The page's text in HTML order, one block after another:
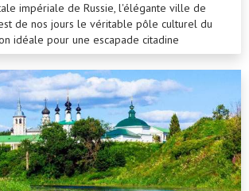
impériale de Russie, l'élégante ville de
de nos jours le véritable pôle culturel du
idéale pour une escapade citadine
la Venise du Nord, la ville est construite
d'îles reliées par un réseau de ponts
canaux et rivières. Regorgeant de palais
extravagants et de cathédrales
européennes des villes russes n'a de cesse
cours de votre circuit de six jours à St.
complet de visites vous permet de
ses incontournables tels que l'Ermitage, le
et la Forteresse Pierre et Paul.